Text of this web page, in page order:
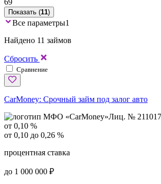
Показать (11)
Все параметры1
Найдено 11 займов
Сбросить
Сравнение
CarMoney: Срочный займ под залог авто
Лиц. №
от 0,10 %
от 0,10 до 0,26 %
процентная ставка
до 1 000 000 ₽